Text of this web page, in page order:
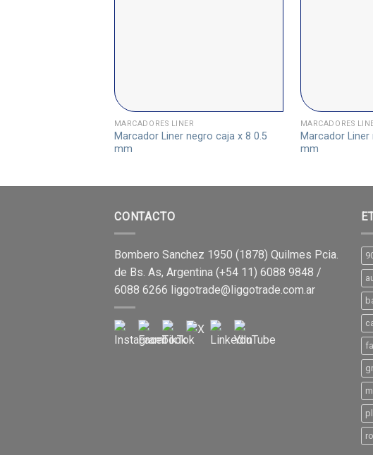
MARCADORES LINER
Marcador Liner negro caja x 8 0.5
mm
MARCADORES
Marcador
mm
CONTACTO
Bombero Sanchez 1950 (1878) Quilmes Pcia.
de Bs. As, Argentina (+54 11) 6088 9848 /
6088 6266 liggotrade@liggotrade.com.ar